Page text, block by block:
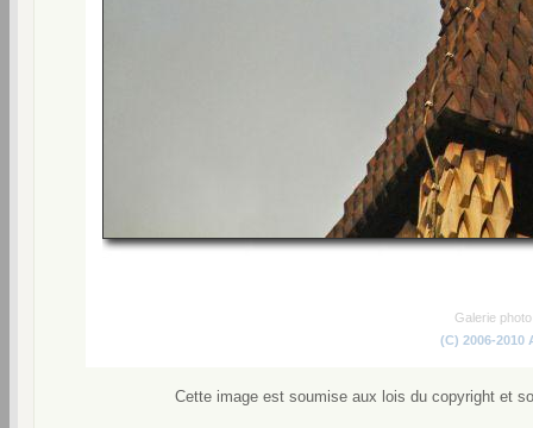
Galerie
(C) 2006-2010
Cette image est soumise aux lois du copyright et